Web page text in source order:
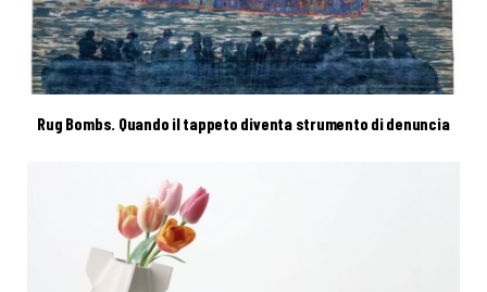
Rug Bombs. Quando il tappeto diventa strumento di denuncia